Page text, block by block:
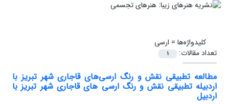
کلیدواژه‌ها = ارسی
تعداد مقالات:
1
مطالعه تطبیقی نقش و رنگ ارسی‌های قاجاری شهر تبریز با
اردبیله تطبیقی نقش و رنگ ارسی های قاجاری شهر تبریز با
اردبیل